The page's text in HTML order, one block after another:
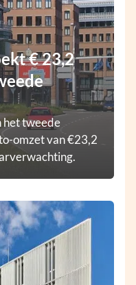
€ 23,2
het tweede
omzet van €23,2